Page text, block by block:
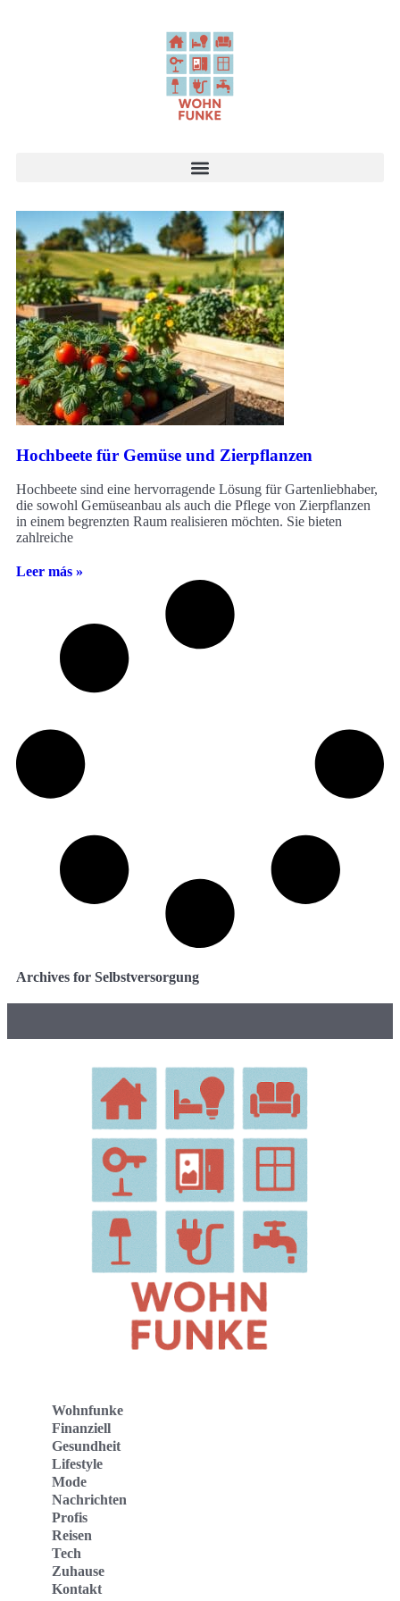
Hochbeete für Gemüse und Zierpflanzen
Hochbeete sind eine hervorragende Lösung für Gartenliebhaber,
die sowohl Gemüseanbau als auch die Pflege von Zierpflanzen
in einem begrenzten Raum realisieren möchten. Sie bieten
zahlreiche
Leer más »
Archives for Selbstversorgung
Wohnfunke
Finanziell
Gesundheit
Lifestyle
Mode
Nachrichten
Profis
Reisen
Tech
Zuhause
Kontakt